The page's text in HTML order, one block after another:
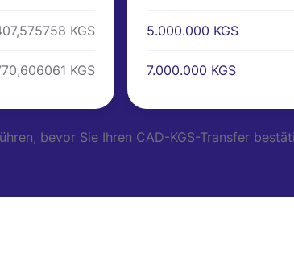
KGS
KGS
5.000.000 KGS
7.000.000 KGS
bevor Sie Ihren CAD-KGS-Transfer